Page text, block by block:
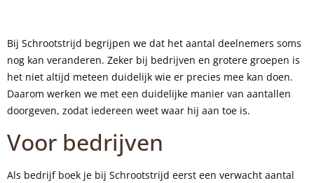
Bij Schrootstrijd begrijpen we dat het aantal deelnemers soms
nog kan veranderen. Zeker bij bedrijven en grotere groepen is
het niet altijd meteen duidelijk wie er precies mee kan doen.
Daarom werken we met een duidelijke manier van aantallen
doorgeven, zodat iedereen weet waar hij aan toe is.
Voor bedrijven
Als bedrijf boek je bij Schrootstrijd eerst een verwacht aantal